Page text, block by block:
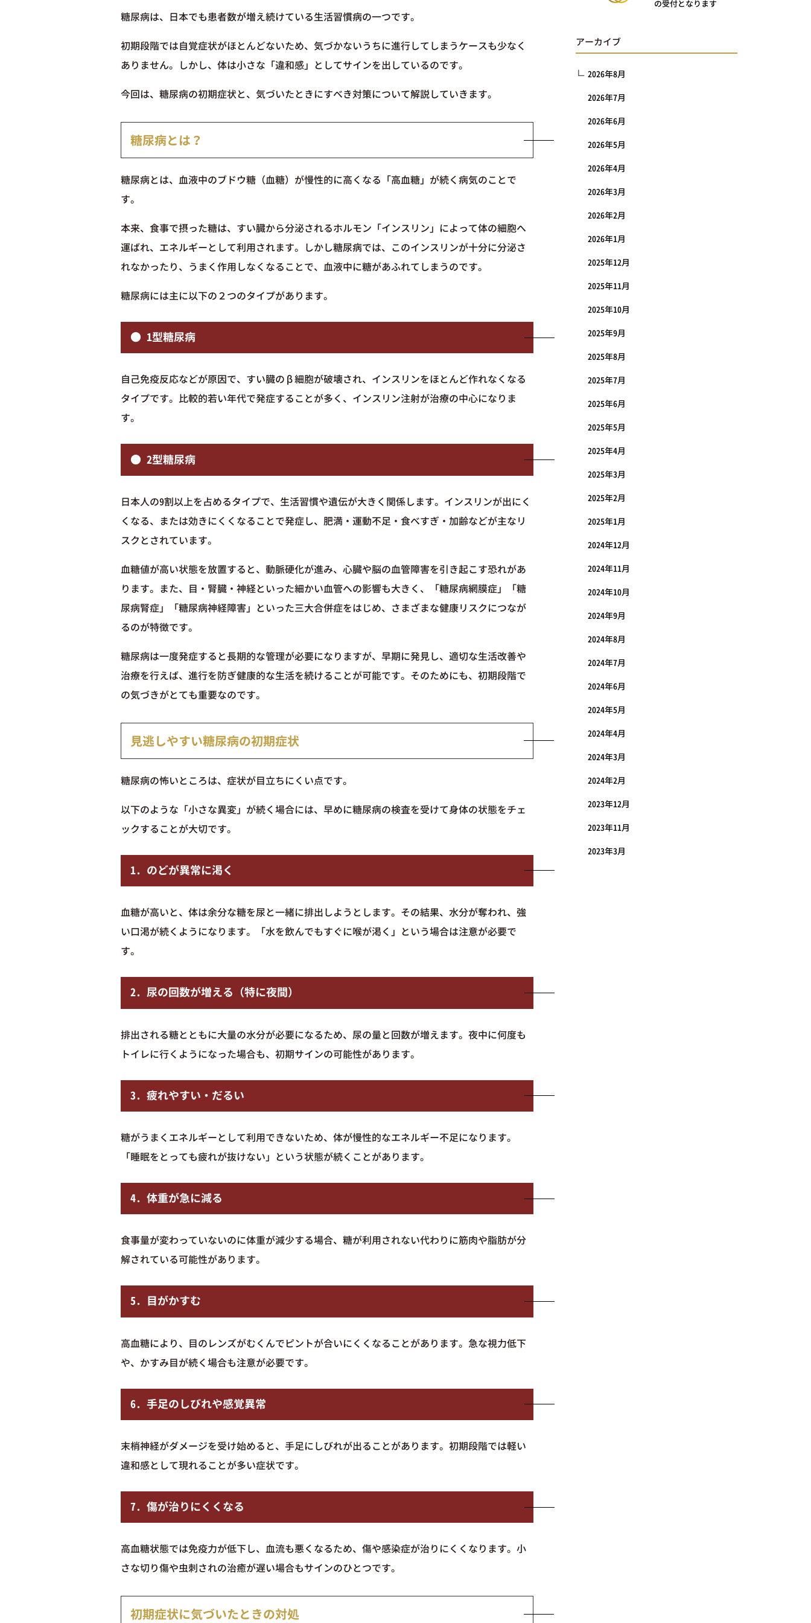
糖尿病は、日本でも患者数が増え続けている生活習慣病の一つです。
初期段階では自覚症状がほとんどないため、気づかないうちに進行してしまうケースも少なく
ありません。しかし、体は小さな「違和感」としてサインを出しているのです。
今回は、糖尿病の初期症状と、気づいたときにすべき対策について解説していきます。
糖尿病とは？
糖尿病とは、血液中のブドウ糖（血糖）が慢性的に高くなる「高血糖」が続く病気のことで
す。
本来、食事で摂った糖は、すい臓から分泌されるホルモン「インスリン」によって体の細胞へ
運ばれ、エネルギーとして利用されます。しかし糖尿病では、このインスリンが十分に分泌さ
れなかったり、うまく作用しなくなることで、血液中に糖があふれてしまうのです。
糖尿病には主に以下の２つのタイプがあります。
● 1型糖尿病
自己免疫反応などが原因で、すい臓のβ細胞が破壊され、インスリンをほとんど作れなくなる
タイプです。比較的若い年代で発症することが多く、インスリン注射が治療の中心になりま
す。
● 2型糖尿病
日本人の9割以上を占めるタイプで、生活習慣や遺伝が大きく関係します。インスリンが出にく
くなる、または効きにくくなることで発症し、肥満・運動不足・食べすぎ・加齢などが主なリ
スクとされています。
血糖値が高い状態を放置すると、動脈硬化が進み、心臓や脳の血管障害を引き起こす恐れがあ
ります。また、目・腎臓・神経といった細かい血管への影響も大きく、「糖尿病網膜症」「糖
尿病腎症」「糖尿病神経障害」といった三大合併症をはじめ、さまざまな健康リスクにつなが
るのが特徴です。
糖尿病は一度発症すると長期的な管理が必要になりますが、早期に発見し、適切な生活改善や
治療を行えば、進行を防ぎ健康的な生活を続けることが可能です。そのためにも、初期段階で
の気づきがとても重要なのです。
見逃しやすい糖尿病の初期症状
糖尿病の怖いところは、症状が目立ちにくい点です。
以下のような「小さな異変」が続く場合には、早めに糖尿病の検査を受けて身体の状態をチェ
ックすることが大切です。
1. のどが異常に渇く
血糖が高いと、体は余分な糖を尿と一緒に排出しようとします。その結果、水分が奪われ、強
い口渇が続くようになります。「水を飲んでもすぐに喉が渇く」という場合は注意が必要で
す。
2. 尿の回数が増える（特に夜間）
排出される糖とともに大量の水分が必要になるため、尿の量と回数が増えます。夜中に何度も
トイレに行くようになった場合も、初期サインの可能性があります。
3. 疲れやすい・だるい
糖がうまくエネルギーとして利用できないため、体が慢性的なエネルギー不足になります。
「睡眠をとっても疲れが抜けない」という状態が続くことがあります。
4. 体重が急に減る
食事量が変わっていないのに体重が減少する場合、糖が利用されない代わりに筋肉や脂肪が分
解されている可能性があります。
5. 目がかすむ
高血糖により、目のレンズがむくんでピントが合いにくくなることがあります。急な視力低下
や、かすみ目が続く場合も注意が必要です。
6. 手足のしびれや感覚異常
末梢神経がダメージを受け始めると、手足にしびれが出ることがあります。初期段階では軽い
違和感として現れることが多い症状です。
7. 傷が治りにくくなる
高血糖状態では免疫力が低下し、血流も悪くなるため、傷や感染症が治りにくくなります。小
さな切り傷や虫刺されの治癒が遅い場合もサインのひとつです。
初期症状に気づいたときの対処
の受付となります
アーカイブ
2026年8月
2026年7月
2026年6月
2026年5月
2026年4月
2026年3月
2026年2月
2026年1月
2025年12月
2025年11月
2025年10月
2025年9月
2025年8月
2025年7月
2025年6月
2025年5月
2025年4月
2025年3月
2025年2月
2025年1月
2024年12月
2024年11月
2024年10月
2024年9月
2024年8月
2024年7月
2024年6月
2024年5月
2024年4月
2024年3月
2024年2月
2023年12月
2023年11月
2023年3月